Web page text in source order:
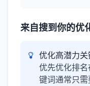
来自搜到你的优
优化高潜力关
优先优化排
键词通常只